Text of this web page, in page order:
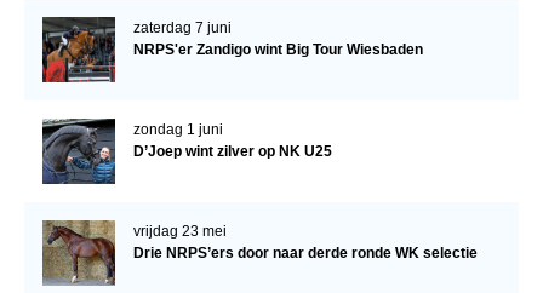
zaterdag 7 juni
NRPS'er Zandigo wint Big Tour Wiesbaden
zondag 1 juni
D’Joep wint zilver op NK U25
vrijdag 23 mei
Drie NRPS’ers door naar derde ronde WK selectie